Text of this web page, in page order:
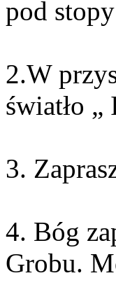
pod
2.W
światło „
3.
4. Bóg
Grobu.